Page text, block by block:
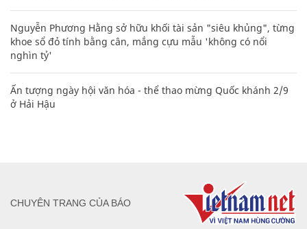
Nguyễn Phương Hằng sở hữu khối tài sản "siêu khủng", từng
khoe sổ đỏ tính bằng cân, mắng cựu mẫu 'không có nổi
nghìn tỷ'
Ấn tượng ngày hội văn hóa - thể thao mừng Quốc khánh 2/9
ở Hải Hậu
CHUYÊN TRANG CỦA BÁO